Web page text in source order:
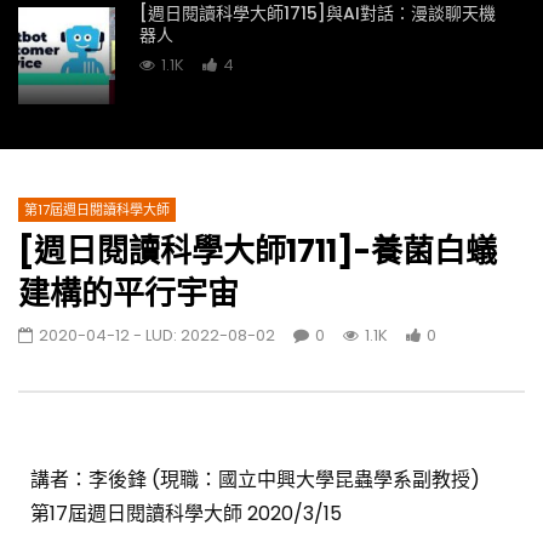
[週日閱讀科學大師1715]與AI對話：漫談聊天機
器人
1.1K 4
[週日閱讀科學大師1713]-達文西外科機器人及
人工智能的應用
1.2K 0
鎂骨釘
[週日閱讀科學大師1709]-類固醇與健康
1.4K 0
第17屆週日閱讀科學大師
[週日閱讀科學大師1711]-養菌白蟻
建構的平行宇宙
2020-04-12- LUD: 2022-08-02 0 1.1K 0
講者：李後鋒 (現職：國立中興大學昆蟲學系副教授)
第17屆週日閱讀科學大師 2020/3/15